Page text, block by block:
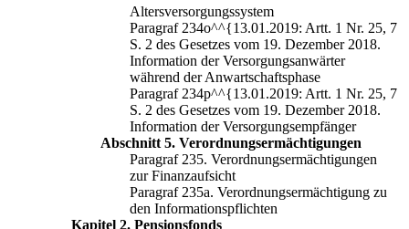
Altersversorgungssystem
Paragraf 234o^^{13.01.2019: Artt. 1 Nr. 25, 7
S. 2 des Gesetzes vom 19. Dezember 2018.
Information der Versorgungsanwärter
während der Anwartschaftsphase
Paragraf 234p^^{13.01.2019: Artt. 1 Nr. 25, 7
S. 2 des Gesetzes vom 19. Dezember 2018.
Information der Versorgungsempfänger
Abschnitt 5. Verordnungsermächtigungen
Paragraf 235. Verordnungsermächtigungen
zur Finanzaufsicht
Paragraf 235a. Verordnungsermächtigung zu
den Informationspflichten
Kapitel 2. Pensionsfonds